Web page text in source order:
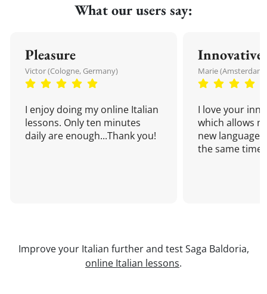
What our users say:
Pleasure
Victor (Cologne, Germany)
I enjoy doing my online Italian
lessons. Only ten minutes
daily are enough...Thank you!
Innovative
Marie
I love your
which allows
new language
the same time!
Improve your Italian further and test Saga Baldoria,
online Italian lessons.